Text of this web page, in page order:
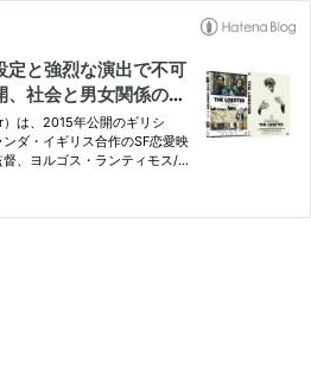
定と強烈な演出で不可
社会と男女関係の心
は、2015年公開のギリシ
ダ・イギリス合作のSF恋愛映
、ヨルゴス・ランティモス/
パートナーを見つけるために